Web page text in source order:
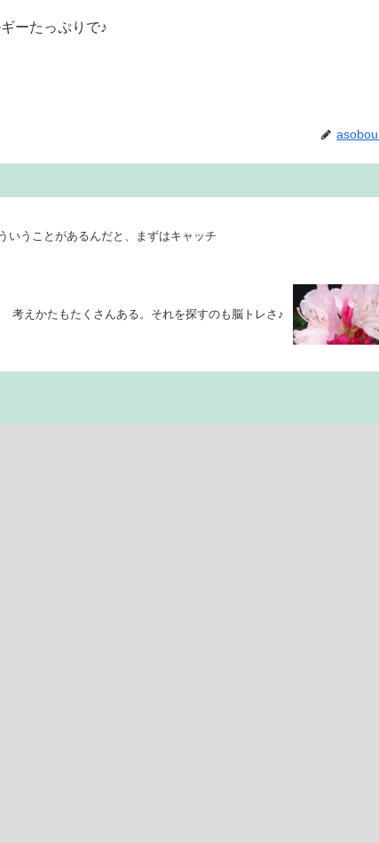
ーたっぷりで♪
いうことがあるんだと、まずはキャッチ
考えかたもたくさんある。それを探すのも脳トレさ♪